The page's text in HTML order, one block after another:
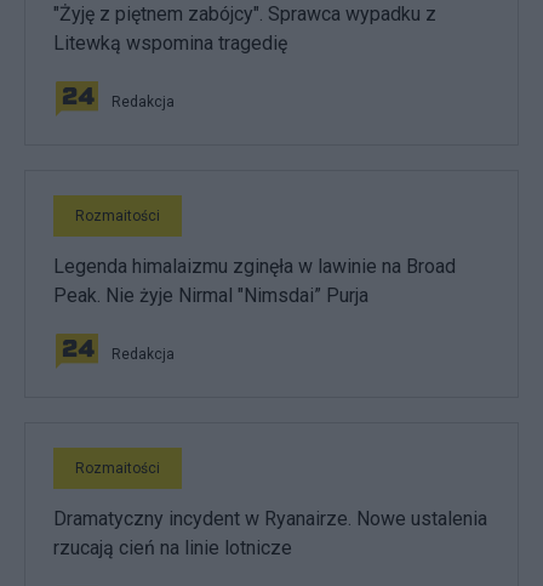
"Żyję z piętnem zabójcy". Sprawca wypadku z
Litewką wspomina tragedię
Redakcja
Rozmaitości
Legenda himalaizmu zginęła w lawinie na Broad
Peak. Nie żyje Nirmal "Nimsdai” Purja
Redakcja
Rozmaitości
Dramatyczny incydent w Ryanairze. Nowe ustalenia
rzucają cień na linie lotnicze